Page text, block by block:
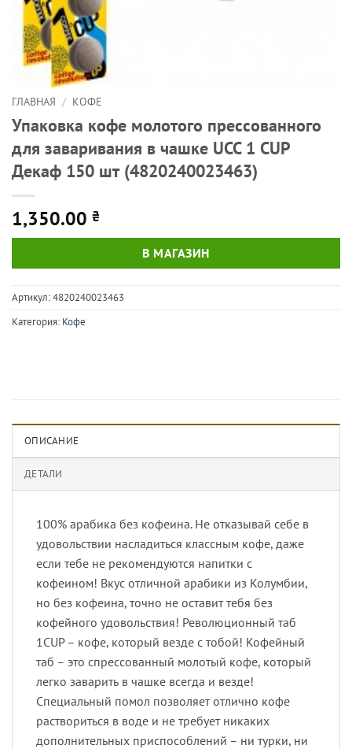
ГЛАВНАЯ / КОФЕ
Упаковка кофе молотого прессованного
для заваривания в чашке UCC 1 CUP
Декаф 150 шт (4820240023463)
1,350.00 ₴
В МАГАЗИН
Артикул:4820240023463
Категория: Кофе
ОПИСАНИЕ
ДЕТАЛИ
100% арабика без кофеина. Не отказывай себе в
удовольствии насладиться классным кофе, даже
если тебе не рекомендуются напитки с
кофеином! Вкус отличной арабики из Колумбии,
но без кофеина, точно не оставит тебя без
кофейного удовольствия! Революционный таб
1CUP – кофе, который везде с тобой! Кофейный
таб – это спрессованный молотый кофе, который
легко заварить в чашке всегда и везде!
Специальный помол позволяет отлично кофе
раствориться в воде и не требует никаких
дополнительных приспособлений – ни турки, ни